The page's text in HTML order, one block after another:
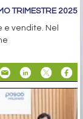
TRIMESTRE 2025
e vendite. Nel